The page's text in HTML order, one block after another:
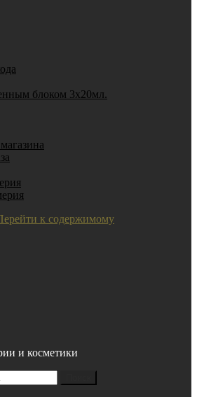
блоком 3х20мл.
к содержимому
и косметики